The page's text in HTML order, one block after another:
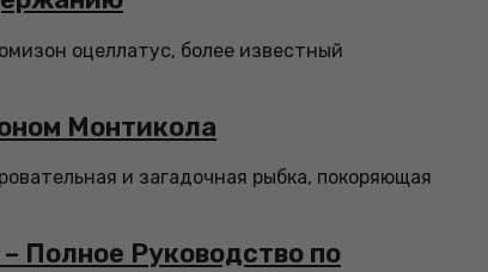
оцеллатус, более известный
Монтикола
и загадочная рыбка, покоряющая
Полное Руководство по